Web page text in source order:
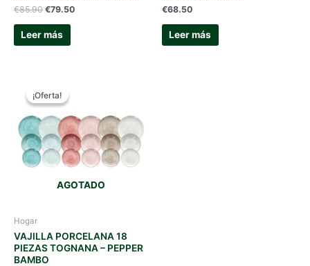
€85.90 El
original
era:
€79.50El
Leer más
€68.50
Leer más
¡Oferta!
AGOTADO
¡Oferta!
Hogar
VAJILLA PORCELANA 18
PIEZAS TOGNANA – PEPPER
BAMBO